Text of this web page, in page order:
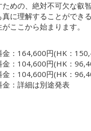
めの、絶対不可欠な叡
に理解することができ
ここから始まります。
円(HK：
円(HK：
円(HK：
：詳細は別途発表